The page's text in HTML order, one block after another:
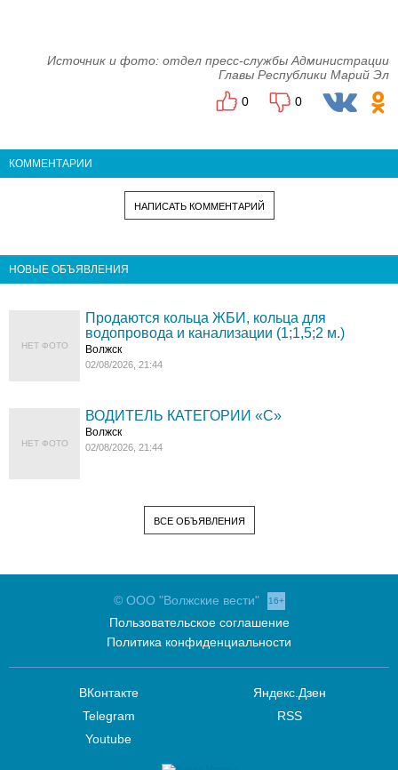
Источник и фото: отдел пресс-службы Администрации
Главы Республики Марий Эл
0
0
КОММЕНТАРИИ
НАПИСАТЬ КОММЕНТАРИЙ
НОВЫЕ ОБЪЯВЛЕНИЯ
НЕТ ФОТО
Продаются кольца ЖБИ, кольца для
водопровода и канализации (1;1,5;2 м.)
Волжск
02/08/2026, 21:44
НЕТ ФОТО
ВОДИТЕЛЬ КАТЕГОРИИ «C»
Волжск
02/08/2026, 21:44
ВСЕ ОБЪЯВЛЕНИЯ
© ООО "Волжские вести" 16+
Пользовательское соглашение
Политика конфиденциальности
ВКонтакте
Telegram
Youtube
Яндекс.Дзен
RSS